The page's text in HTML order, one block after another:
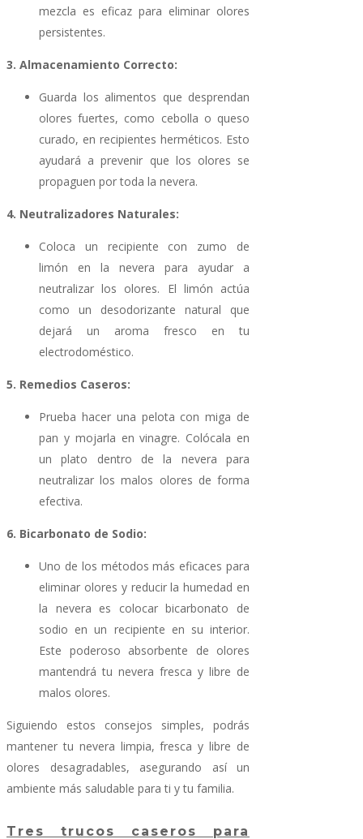
mezcla es eficaz para eliminar olores
persistentes.
3. Almacenamiento Correcto:
Guarda los alimentos que desprendan
olores fuertes, como cebolla o queso
curado, en recipientes herméticos. Esto
ayudará a prevenir que los olores se
propaguen por toda la nevera.
4. Neutralizadores Naturales:
Coloca un recipiente con zumo de
limón en la nevera para ayudar a
neutralizar los olores. El limón actúa
como un desodorizante natural que
dejará un aroma fresco en tu
electrodoméstico.
5. Remedios Caseros:
Prueba hacer una pelota con miga de
pan y mojarla en vinagre. Colócala en
un plato dentro de la nevera para
neutralizar los malos olores de forma
efectiva.
6. Bicarbonato de Sodio:
Uno de los métodos más eficaces para
eliminar olores y reducir la humedad en
la nevera es colocar bicarbonato de
sodio en un recipiente en su interior.
Este poderoso absorbente de olores
mantendrá tu nevera fresca y libre de
malos olores.
Siguiendo estos consejos simples, podrás
mantener tu nevera limpia, fresca y libre de
olores desagradables, asegurando así un
ambiente más saludable para ti y tu familia.
Tres trucos caseros para